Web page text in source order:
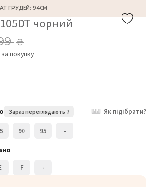
ГРУДЕЙ: 94СМ
чорний
₴
за покупку
Зараз переглядають 7 Як підібрати?
90 95 -
F -